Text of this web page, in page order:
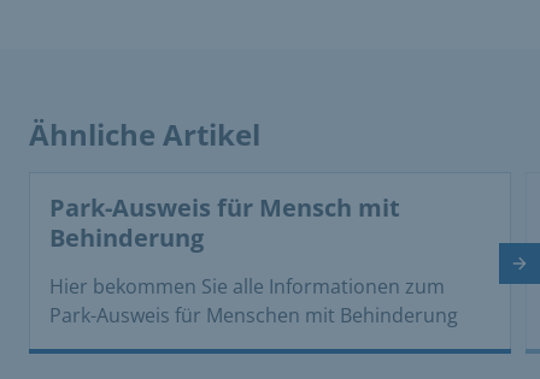
Ähnliche Artikel
Park-Ausweis für Mensch mit
Behinderung
Hier bekommen Sie alle Informationen zum
Park­-Ausweis für Menschen mit Behinderung